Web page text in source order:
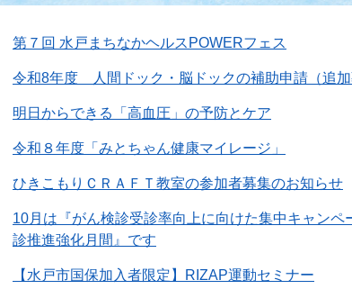
第７回 水戸まちなかヘルスPOWERフェス
令和8年度 人間ドック・脳ドックの補助申請（追
明日からできる「高血圧」の予防とケア
令和８年度「みとちゃん健康マイレージ」
ひきこもりＣＲＡＦＴ教室の参加者募集のお知らせ
10月は『がん検診受診率向上に向けた集中キャンペ
診推進強化月間』です
【水戸市国保加入者限定】RIZAP運動セミナー